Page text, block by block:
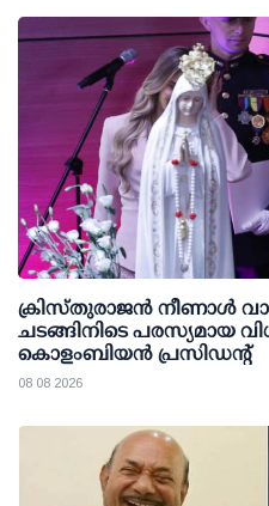
ക്രിസ്തുരാജൻ നീണാൾ
ചടങ്ങിനിടെ പരസ്യമായ
കൊളംബിയൻ പ്രസിഡന്റ്
08 08 2026